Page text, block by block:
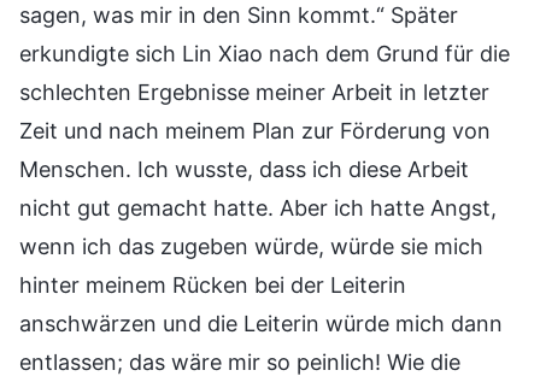
sagen, was mir in den Sinn kommt.“ Später
erkundigte sich Lin Xiao nach dem Grund für die
schlechten Ergebnisse meiner Arbeit in letzter
Zeit und nach meinem Plan zur Förderung von
Menschen. Ich wusste, dass ich diese Arbeit
nicht gut gemacht hatte. Aber ich hatte Angst,
wenn ich das zugeben würde, würde sie mich
hinter meinem Rücken bei der Leiterin
anschwärzen und die Leiterin würde mich dann
entlassen; das wäre mir so peinlich! Wie die